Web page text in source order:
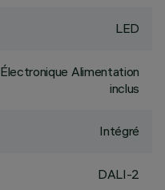
LED
Électronique Alimentation
inclus
Intégré
DALI-2